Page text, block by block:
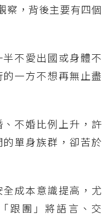
察，背後主要有四個
半不愛出國或身體不
一方不想再無止盡
、不婚比例上升，許
單身族群，卻苦於
全成本意識提高，尤
跟團」將語言、交